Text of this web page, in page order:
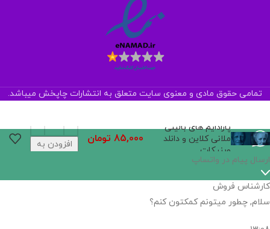
تمامی حقوق مادی و معنوی سایت متعلق به انتشارات چاپخش میباشد.
پارادایم‌ های بالینی
ملانی کلاین و دانلد
وینیکات
85,000 تومان
افزودن به
ارسال پیام در واتساپ
کارشناس فروش
سلام, چطور میتونم کمکتون کنم؟